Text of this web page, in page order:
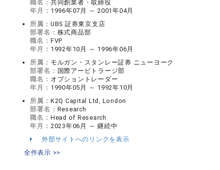
職名： 共同創業者・取締役
年月： 1996年07月 ～ 2001年04月
所属： UBS 証券東京支店
部署名： 株式商品部
職名： FVP
年月： 1992年10月 ～ 1996年06月
所属： モルガン・スタンレー証券 ニューヨーク
部署名： 国際アービトラージ部
職名： オプショントレーダー
年月： 1990年05月 ～ 1992年10月
所属： K2Q Capital Ltd, London
部署名： Research
職名： Head of Research
年月： 2023年06月 ～ 継続中
外部サイトへのリンクを表示
全件表示 >>